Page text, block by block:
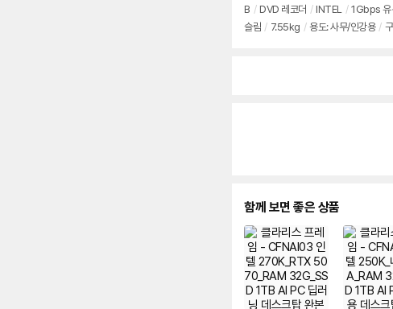
B / DVD 레코더 / INTEL / 1Gbps 유
슬림 / 7.55kg / 용도: 사무/인강용 /
함께 보면 좋은 상품